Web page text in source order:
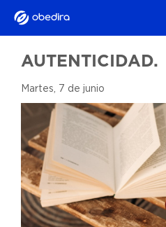
AUTENTICIDAD.
Martes, 7 de junio